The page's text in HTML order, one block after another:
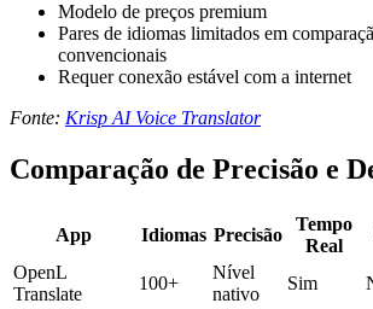
Modelo de preços premium
Pares de idiomas limitados em
convencionais
Requer conexão estável com a internet
Fonte: Krisp AI Voice Translator
Comparação de Precisão e
App Idiomas Precisão
Tempo
Real
OpenL
Translate
100+
Nível
nativo
Sim